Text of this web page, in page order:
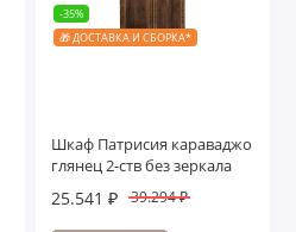
-35%
🎁 ДОСТАВКА И СБОРКА*
Шкаф Патрисия караваджо
глянец 2-ств без зеркала
25.541 ₽ 39.294 ₽